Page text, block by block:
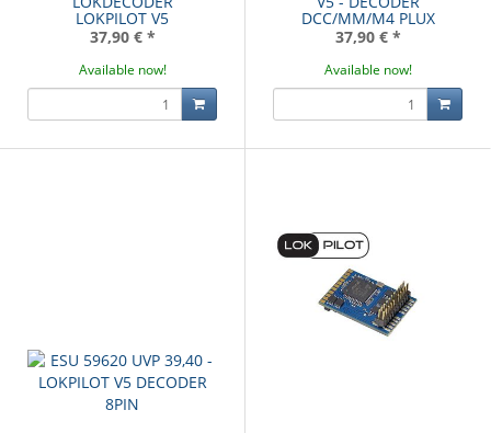
LOKPILOT V5
37,90 € *
Available now!
DCC/MM/M4 PLUX
37,90 € *
Available now!